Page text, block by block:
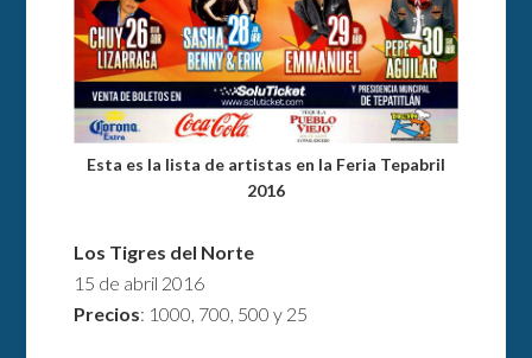
Esta es la lista de artistas en la Feria Tepabril
2016
Los Tigres del Norte
15 de abril 2016
Precios: 1000, 700, 500 y 25